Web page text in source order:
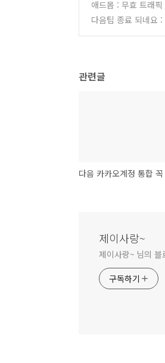
애드몹 : 무효 트래
다음팁 종료 되네요
관련글
제이사랑~
제이사랑~ 님의 블
구독하기